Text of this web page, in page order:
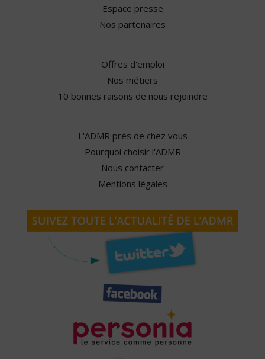
Espace presse
Nos partenaires
Offres d'emploi
Nos métiers
10 bonnes raisons de nous rejoindre
L'ADMR près de chez vous
Pourquoi choisir l'ADMR
Nous contacter
Mentions légales